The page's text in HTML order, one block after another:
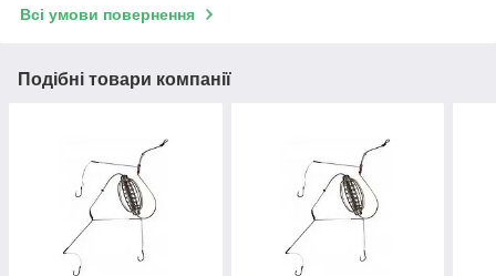
Всі умови повернення
Подібні товари компанії